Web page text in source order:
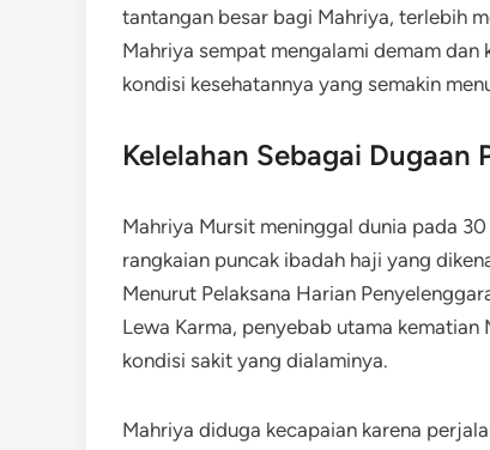
tantangan besar bagi Mahriya, terlebih
Mahriya sempat mengalami demam
kondisi kesehatannya yang semakin
Kelelahan Sebagai Dugaan
Mahriya Mursit meninggal dunia pada
rangkaian puncak ibadah haji yang
Menurut Pelaksana Harian
Lewa Karma, penyebab utama
kondisi sakit yang dialaminya.
Mahriya diduga kecapaian karena